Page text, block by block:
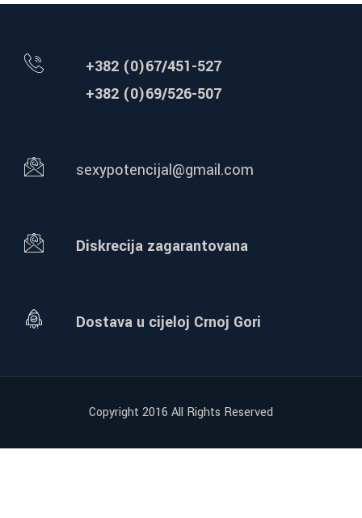
+382 (0)67/451-527
+382 (0)69/526-507
sexypotencijal@gmail.com
Diskrecija zagarantovana
Dostava u cijeloj Crnoj Gori
Copyright 2016 All Rights Reserved